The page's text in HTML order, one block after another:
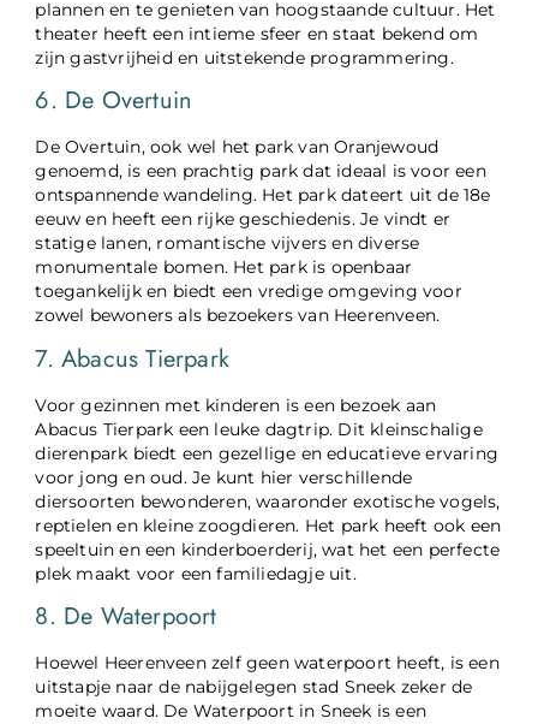
plannen en te genieten van hoogstaande cultuur. Het
theater heeft een intieme sfeer en staat bekend om
zijn gastvrijheid en uitstekende programmering.
6. De Overtuin
De Overtuin, ook wel het park van Oranjewoud
genoemd, is een prachtig park dat ideaal is voor een
ontspannende wandeling. Het park dateert uit de 18e
eeuw en heeft een rijke geschiedenis. Je vindt er
statige lanen, romantische vijvers en diverse
monumentale bomen. Het park is openbaar
toegankelijk en biedt een vredige omgeving voor
zowel bewoners als bezoekers van Heerenveen.
7. Abacus Tierpark
Voor gezinnen met kinderen is een bezoek aan
Abacus Tierpark een leuke dagtrip. Dit kleinschalige
dierenpark biedt een gezellige en educatieve ervaring
voor jong en oud. Je kunt hier verschillende
diersoorten bewonderen, waaronder exotische vogels,
reptielen en kleine zoogdieren. Het park heeft ook een
speeltuin en een kinderboerderij, wat het een perfecte
plek maakt voor een familiedagje uit.
8. De Waterpoort
Hoewel Heerenveen zelf geen waterpoort heeft, is een
uitstapje naar de nabijgelegen stad Sneek zeker de
moeite waard. De Waterpoort in Sneek is een